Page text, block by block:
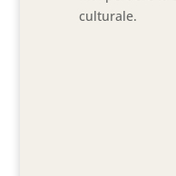
culturale.